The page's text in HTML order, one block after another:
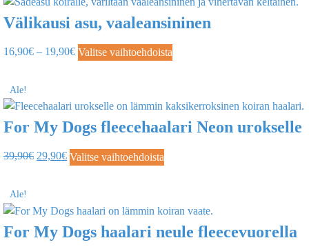
Välikausi asu, vaaleansininen
16,90€ – 19,90€ Valitse vaihtoehdoista
Ale!
For My Dogs fleecehaalari Neon urokselle
39,90€ 29,90€ Valitse vaihtoehdoista
Ale!
For My Dogs haalari neule fleecevuorella